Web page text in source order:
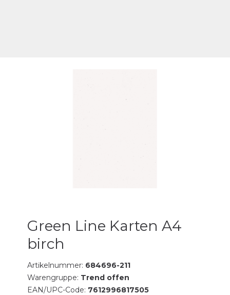
Green Line Karten A4
birch
Artikelnummer: 684696-211
Warengruppe: Trend offen
EAN/UPC-Code: 7612996817505